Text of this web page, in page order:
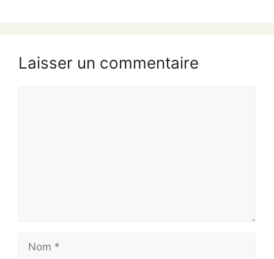
Laisser un commentaire
Nom